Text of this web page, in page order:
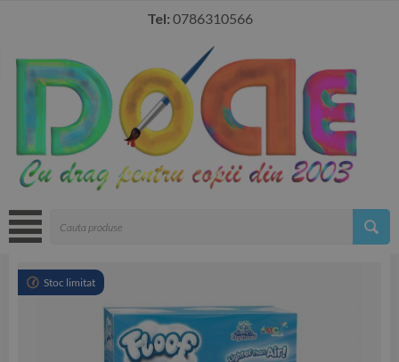
Tel: 0786310566
Stoc limitat